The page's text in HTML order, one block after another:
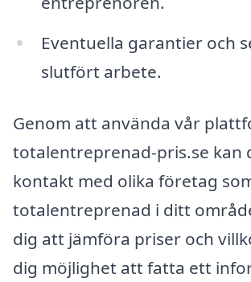
Eventuella garantier och
slutfört arbete.
Genom att använda vår
totalentreprenad-pris.se kan
kontakt med olika företag
totalentreprenad i ditt
dig att jämföra priser och
dig möjlighet att fatta ett